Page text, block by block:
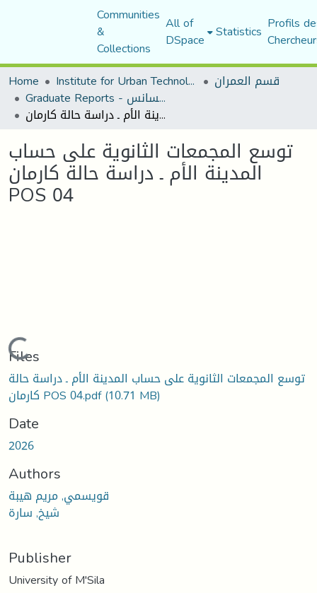
Communities
&
Collections
All of
DSpace Statistics Profils
Home
Institute for Urban Technology Management قسم العمران
Graduate Reports - تقارير الليسانس
توسع المجمعات الثانوية على حساب المدينة الأم ـ دراسة حالة كارمان POS 04
توسع المجمعات الثانوية على حساب
المدينة الأم ـ دراسة حالة كارمان
POS 04
Loading...
Files
توسع المجمعات الثانوية على حساب المدينة الأم ـ دراسة حالة
كارمان POS 04.pdf(10.71 MB)
Date
2026
Authors
قويسمي, مريم هيبة
شيخ, سارة
Publisher
University of M'Sila